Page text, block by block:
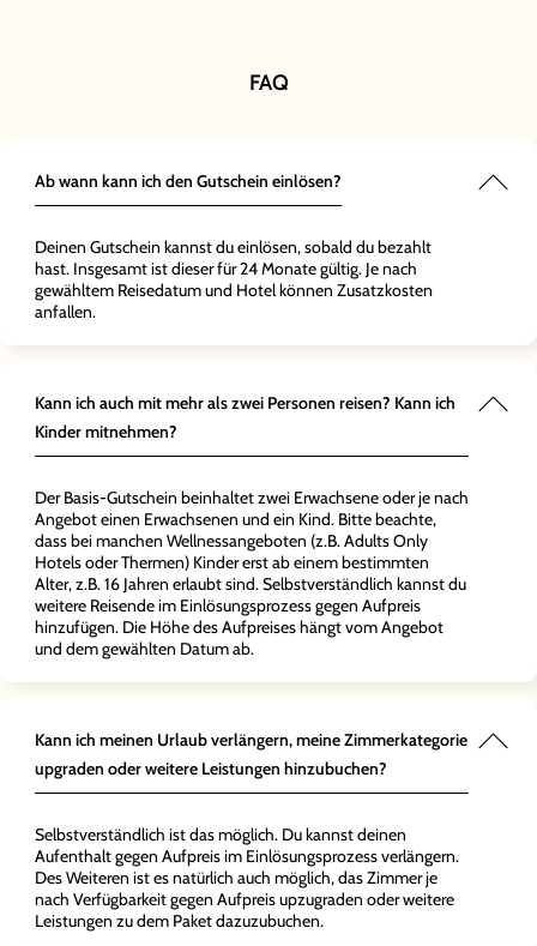
direkt
echt
FAQ
Ab wann kann ich den Gutschein einlösen?
Deinen Gutschein kannst du einlösen, sobald du bezahlt
hast. Insgesamt ist dieser für 24 Monate gültig. Je nach
gewähltem Reisedatum und Hotel können Zusatzkosten
anfallen.
Kann ich auch mit mehr als zwei Personen reisen? Kann ich
Kinder mitnehmen?
Der Basis-Gutschein beinhaltet zwei Erwachsene oder je nach
Angebot einen Erwachsenen und ein Kind. Bitte beachte,
dass bei manchen Wellnessangeboten (z.B. Adults Only
Hotels oder Thermen) Kinder erst ab einem bestimmten
Alter, z.B. 16 Jahren erlaubt sind. Selbstverständlich kannst du
weitere Reisende im Einlösungsprozess gegen Aufpreis
hinzufügen. Die Höhe des Aufpreises hängt vom Angebot
und dem gewählten Datum ab.
Kann ich meinen Urlaub verlängern, meine Zimmerkategorie
upgraden oder weitere Leistungen hinzubuchen?
Selbstverständlich ist das möglich. Du kannst deinen
Aufenthalt gegen Aufpreis im Einlösungsprozess verlängern.
Des Weiteren ist es natürlich auch möglich, das Zimmer je
nach Verfügbarkeit gegen Aufpreis upzugraden oder weitere
Leistungen zu dem Paket dazuzubuchen.